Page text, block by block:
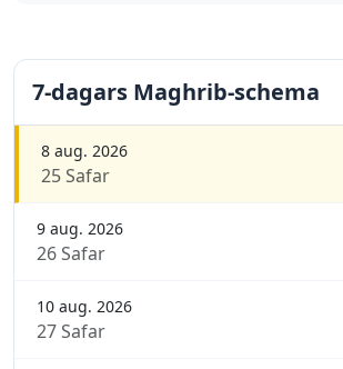
7-dagars Maghrib-schema
8 aug. 2026
25 Safar
9 aug. 2026
26 Safar
10 aug. 2026
27 Safar